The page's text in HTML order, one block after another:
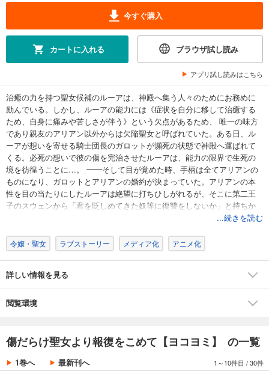
今すぐ購入
カートに入れる ブラウザ試し読み
アプリ試し読みはこちら
治癒の力を持つ聖女候補のルーアは、神殿へ集う人々のためにお務めに
励んでいる。しかし、ルーアの能力には《症状を自分に移して治癒する
ため、自身に痛みや苦しさが伴う》という欠点があるため、 唯一の味方
であり親友のアリアン以外からは欠陥聖女と呼ばれていた。ある日、ル
ーアが想いを寄せる騎士団長のガロットが瀕死の状態で神殿へ運ばれて
くる。必死の想いで彼の傷を完治させたルーアは、能力の限界で生死の
境を彷徨うことに…。 ━━そして目が覚めた時、手柄は全てアリアンの
ものになり、ガロットとアリアンの婚約が決まっていた。アリアンの本
性を目の当たりにしたルーアは絶望に打ちひしがれるが、そこに第二王
子のスウェンから「君を貶しめてきた奴等に復讐をしないか」と持ちか
けられ…。 彼女は隠していたもう一つの能力──加虐能力──を使い、ス
【本商品は単話コンテンツとなります。単行本版と収録内容が異なる場
合がございます。】
...続きを読む
令嬢・聖女 ラブストーリー メディア化 アニメ化
詳しい情報を見る
閲覧環境
傷だらけ聖女より報復をこめて【ヨコヨミ】 の一覧
1巻へ 最新刊へ 1～10件目 /30件